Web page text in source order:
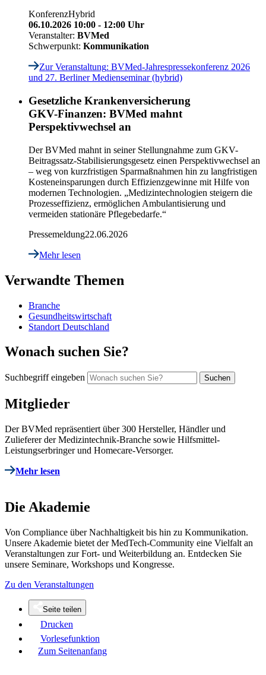
KonferenzHybrid
06.10.2026 10:00 - 12:00 Uhr
Veranstalter: BVMed
Schwerpunkt: Kommunikation
Zur Veranstaltung: BVMed-Jahrespressekonferenz 2026
und 27. Berliner Medienseminar (hybrid)
Gesetzliche Krankenversicherung
GKV-Finanzen: BVMed mahnt
Perspektivwechsel an
Der BVMed mahnt in seiner Stellungnahme zum GKV-
Beitragssatz-Stabilisierungsgesetz einen Perspektivwechsel an
– weg von kurzfristigen Sparmaßnahmen hin zu langfristigen
Kosteneinsparungen durch Effizienzgewinne mit Hilfe von
modernen Technologien. „Medizintechnologien steigern die
Prozesseffizienz, ermöglichen Ambulantisierung und
vermeiden stationäre Pflegebedarfe.“
Pressemeldung22.06.2026
Mehr lesen
Verwandte Themen
Branche
Gesundheitswirtschaft
Standort Deutschland
Wonach suchen Sie?
Suchbegriff eingeben
Mitglieder
Der BVMed repräsentiert über 300 Hersteller, Händler und
Zulieferer der Medizintechnik-Branche sowie Hilfsmittel-
Leistungserbringer und Homecare-Versorger.
Mehr lesen
Die Akademie
Von Compliance über Nachhaltigkeit bis hin zu Kommunikation.
Unsere Akademie bietet der MedTech-Community eine Vielfalt an
Veranstaltungen zur Fort- und Weiterbildung an. Entdecken Sie
unsere Seminare, Workshops und Kongresse.
Zu den Veranstaltungen
Seite teilen
Drucken
Vorlesefunktion
Zum Seitenanfang